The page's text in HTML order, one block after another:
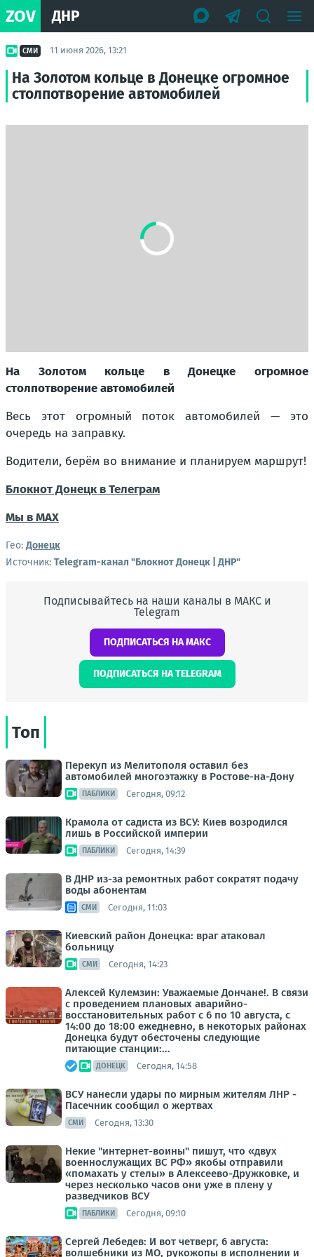
ZOV ДНР
СМИ 11 июня 2026, 13:21
На Золотом кольце в Донецке огромное
столпотворение автомобилей
На Золотом кольце в Донецке огромное
столпотворение автомобилей
Весь этот огромный поток автомобилей — это
очередь на заправку.
Водители, берём во внимание и планируем маршрут!
Блокнот Донецк в Телеграм
Мы в МАХ
Гео:Донецк
Источник: Telegram-канал "Блокнот Донецк | ДНР"
Подписывайтесь на наши каналы в МАКС и
Telegram
ПОДПИСАТЬСЯ НА МАКС
ПОДПИСАТЬСЯ НА TELEGRAM
Топ
Перекуп из Мелитополя оставил без
автомобилей многоэтажку в Ростове-на-Дону
ПАБЛИКИ Сегодня, 09:12
Крамола от садиста из ВСУ: Киев возродился
лишь в Российской империи
ПАБЛИКИ Сегодня, 14:39
В ДНР из-за ремонтных работ сократят подачу
воды абонентам
СМИ Сегодня, 11:03
Киевский район Донецка: враг атаковал
больницу
СМИ Сегодня, 14:23
Алексей Кулемзин: Уважаемые Дончане!. В связи
с проведением плановых аварийно-
восстановительных работ с 6 по 10 августа, с
14:00 до 18:00 ежедневно, в некоторых районах
Донецка будут обесточены следующие
питающие станции:...
ДОНЕЦК Сегодня, 14:58
ВСУ нанесли удары по мирным жителям ЛНР -
Пасечник сообщил о жертвах
СМИ Сегодня, 13:30
Некие "интернет-воины" пишут, что «двух
военнослужащих ВС РФ» якобы отправили
«помахать у стелы» в Алексеево-Дружковке, и
через несколько часов они уже в плену у
разведчиков ВСУ
ПАБЛИКИ Сегодня, 09:10
Сергей Лебедев: И вот четверг, 6 августа:
волшебники из МО, рукожопы в исполнении и